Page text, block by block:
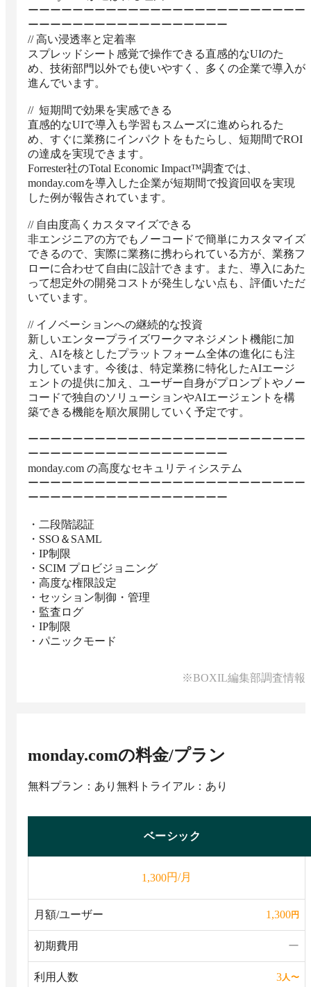
ーーーーーーーーーーーーーーーーーーーーーーーーー
ーーーーーーーーーーーーーーーーーー
// 高い浸透率と定着率
スプレッドシート感覚で操作できる直感的なUIのた
め、技術部門以外でも使いやすく、多くの企業で導入が
進んでいます。
//  短期間で効果を実感できる
直感的なUIで導入も学習もスムーズに進められるた
め、すぐに業務にインパクトをもたらし、短期間でROI
の達成を実現できます。
Forrester社のTotal Economic Impact™調査では、
monday.comを導入した企業が短期間で投資回収を実現
した例が報告されています。
// 自由度高くカスタマイズできる
非エンジニアの方でもノーコードで簡単にカスタマイズ
できるので、実際に業務に携わられている方が、業務フ
ローに合わせて自由に設計できます。また、導入にあた
って想定外の開発コストが発生しない点も、評価いただ
いています。
// イノベーションへの継続的な投資
新しいエンタープライズワークマネジメント機能に加
え、AIを核としたプラットフォーム全体の進化にも注
力しています。今後は、特定業務に特化したAIエージ
ェントの提供に加え、ユーザー自身がプロンプトやノー
コードで独自のソリューションやAIエージェントを構
築できる機能を順次展開していく予定です。
ーーーーーーーーーーーーーーーーーーーーーーーーー
ーーーーーーーーーーーーーーーーーー
monday.com の高度なセキュリティシステム
ーーーーーーーーーーーーーーーーーーーーーーーーー
ーーーーーーーーーーーーーーーーーー
・二段階認証
・SSO＆SAML
・IP制限
・SCIM プロビジョニング
・高度な権限設定
・セッション制御・管理
・監査ログ
・IP制限
・パニックモード
※BOXIL編集部調査情報
monday.comの料金/プラン
無料プラン：あり 無料トライアル：あり
ベーシック
1,300円/月
月額/ユーザー 1,300円
初期費用 ー
利用人数 3人〜